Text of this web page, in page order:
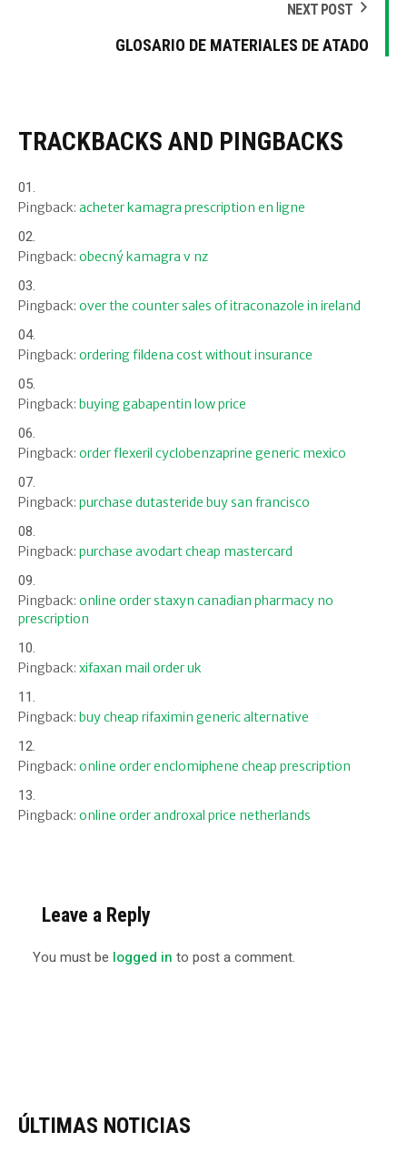
NEXT POST
GLOSARIO DE MATERIALES DE ATADO
TRACKBACKS AND PINGBACKS
Pingback: acheter kamagra prescription en ligne
Pingback: obecný kamagra v nz
Pingback: over the counter sales of itraconazole in ireland
Pingback: ordering fildena cost without insurance
Pingback: buying gabapentin low price
Pingback: order flexeril cyclobenzaprine generic mexico
Pingback: purchase dutasteride buy san francisco
Pingback: purchase avodart cheap mastercard
Pingback: online order staxyn canadian pharmacy no
prescription
Pingback: xifaxan mail order uk
Pingback: buy cheap rifaximin generic alternative
Pingback: online order enclomiphene cheap prescription
Pingback: online order androxal price netherlands
Leave a Reply
You must be logged in to post a comment.
ÚLTIMAS NOTICIAS